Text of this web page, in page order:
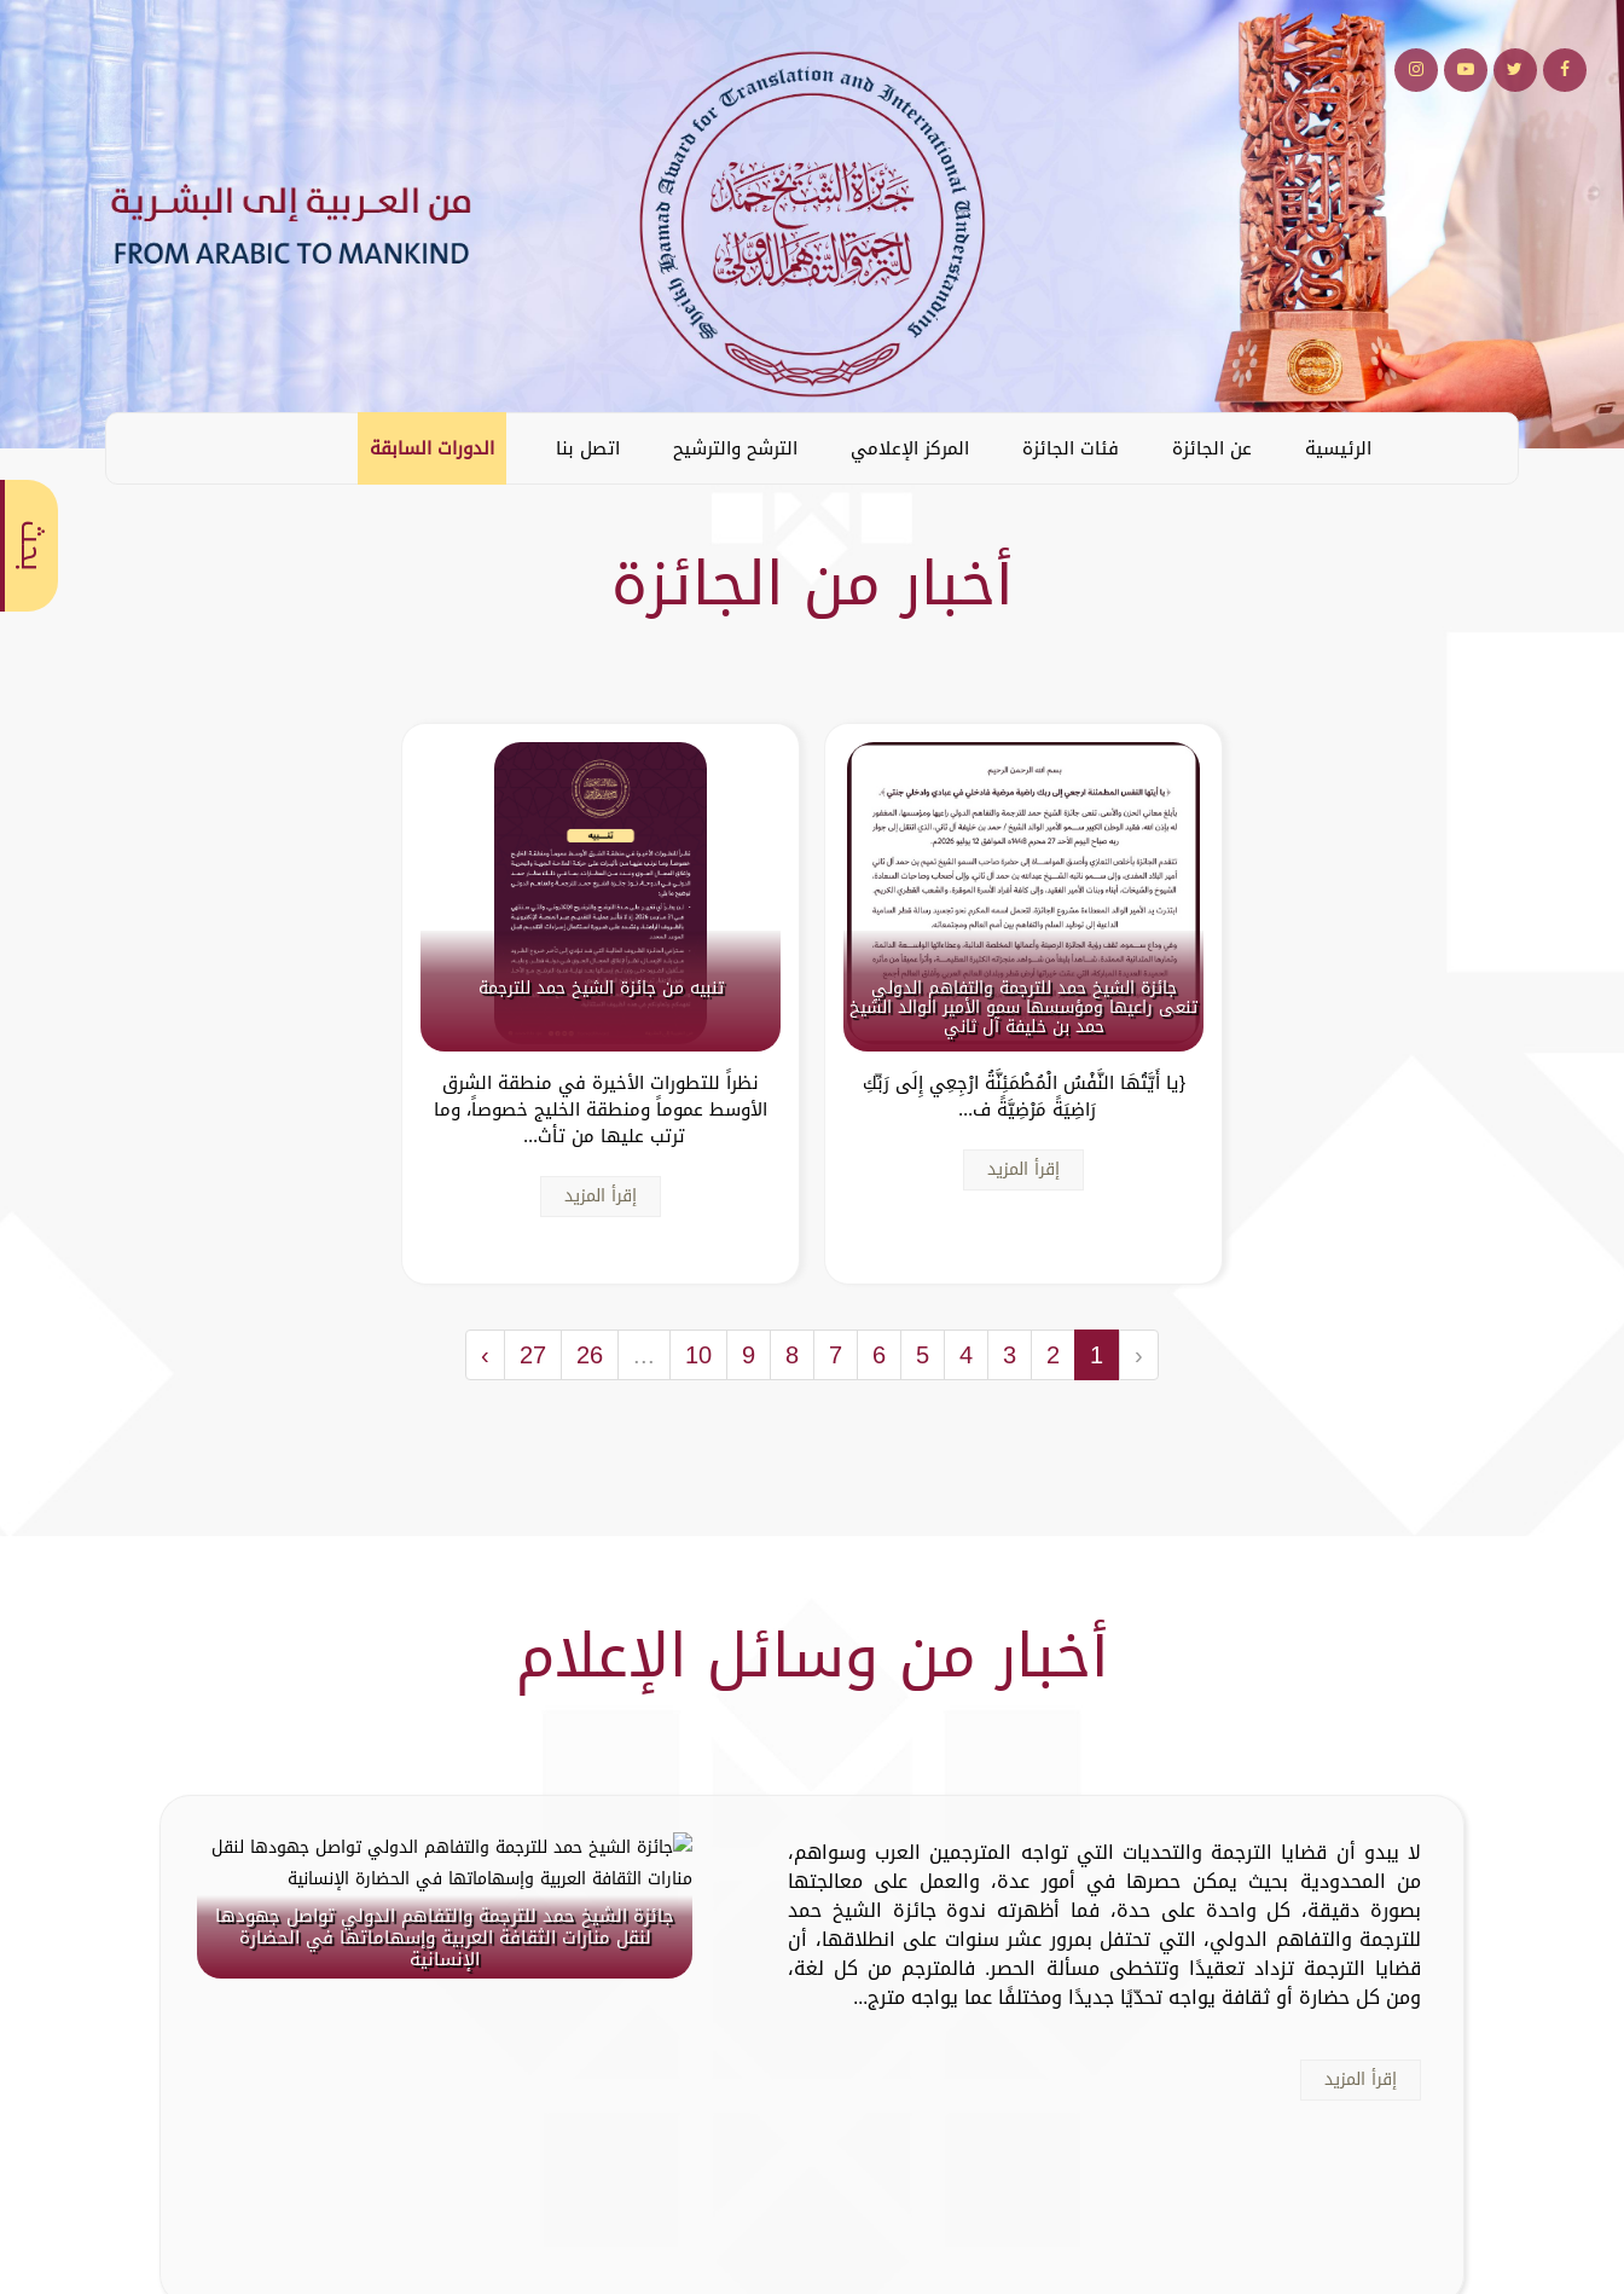
الرئيسية عن الجائزة فئات الجائزة المركز الإعلامي الترشح والترشيح اتصل بنا الدورات السابقة
أخبار من الجائزة
جائزة الشيخ حمد للترجمة والتفاهم الدولي
تنعى راعيها ومؤسسها سمو الأمير الوالد الشيخ
حمد بن خليفة آل ثاني
{يا أَيَّتُهَا النَّفْسُ الْمُطْمَئِنَّةُ ارْجِعِي إِلَى رَبِّكِ
رَاضِيَةً مَرْضِيَّةً ف...
إقرأ المزيد
تنبيه من جائزة الشيخ حمد للترجمة
نظراً للتطورات الأخيرة في منطقة الشرق
الأوسط عموماً ومنطقة الخليج خصوصاً، وما
ترتب عليها من تأث...
إقرأ المزيد
‹
1
2
3
4
5
6
7
8
9
10
...
26
27
›
أخبار من وسائل الإعلام
جائزة الشيخ حمد للترجمة والتفاهم الدولي تواصل جهودها
لنقل منارات الثقافة العربية وإسهاماتها في الحضارة
الإنسانية
لا يبدو أن قضايا الترجمة والتحديات التي تواجه المترجمين العرب وسواهم،
من المحدودية بحيث يمكن حصرها في أمور عدة، والعمل على معالجتها
بصورة دقيقة، كل واحدة على حدة، فما أظهرته ندوة جائزة الشيخ حمد
للترجمة والتفاهم الدولي، التي تحتفل بمرور عشر سنوات على انطلاقها، أن
قضايا الترجمة تزداد تعقيدًا وتتخطى مسألة الحصر. فالمترجم من كل لغة،
ومن كل حضارة أو ثقافة يواجه تحدّيًا جديدًا ومختلفًا عما يواجه مترج...
إقرأ المزيد
بحث